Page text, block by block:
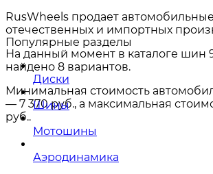
RusWheels продает
отечественных и импортных
На данный момент в каталоге шин
найдено 8 вариантов.
Минимальная стоимость
— 7 370 руб., а максимальная
руб..
Популярные разделы
Диски
Шины
Мотошины
Аэродинамика